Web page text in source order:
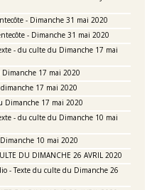
- Dimanche 31 mai 2020
- Dimanche 31 mai 2020
- du culte du Dimanche 17 mai
17 mai 2020
17 mai 2020
Dimanche 17 mai 2020
- du culte du Dimanche 10 mai
10 mai 2020
DU DIMANCHE 26 AVRIL 2020
- Texte du culte du Dimanche 26